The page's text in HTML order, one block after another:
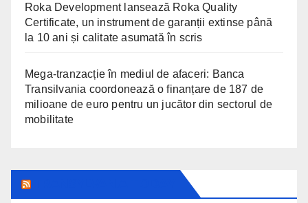
Roka Development lansează Roka Quality
Certificate, un instrument de garanții extinse până
la 10 ani și calitate asumată în scris
Mega-tranzacție în mediul de afaceri: Banca
Transilvania coordonează o finanțare de 187 de
milioane de euro pentru un jucător din sectorul de
mobilitate